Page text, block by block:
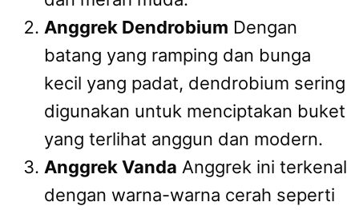
Anggrek Dendrobium Dengan
batang yang ramping dan bunga
kecil yang padat, dendrobium sering
digunakan untuk menciptakan buket
yang terlihat anggun dan modern.
Anggrek Vanda Anggrek ini terkenal
dengan warna-warna cerah seperti